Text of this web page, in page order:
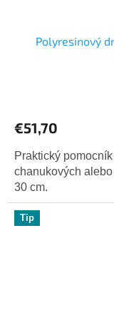
Polyresinový
€51,70
Praktický
chanukových
30 cm.
Tip